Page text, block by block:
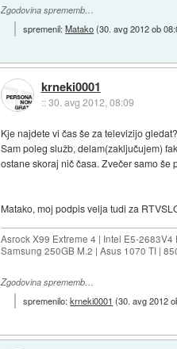
Zgodovina sprememb…
spremenil:Matako(30. avg 2012 ob
krneki0001
::30. avg 2012, 08:09
Kje najdete vi čas še za televizijo gledat?
Sam poleg služb, delam(zaključujem)
ostane skoraj nič časa. Zvečer samo
Matako, moj podpis velja tudi za
Asrock X99 Extreme 4 | Intel E5-2683V4
Samsung 250GB M.2 | Asus 1070 TI |
Zgodovina sprememb…
spremenilo:krneki0001 (30. avg 2012